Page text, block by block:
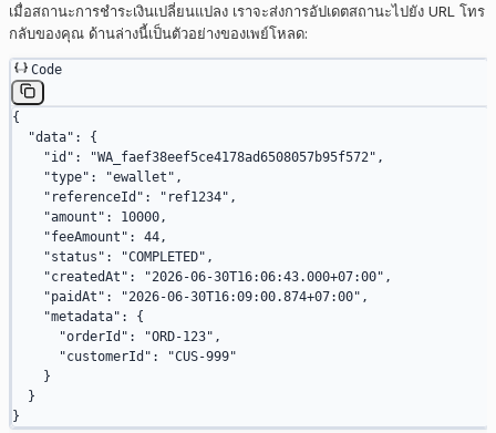
เมื่อสถานะการชำระเงินเปลี่ยนแปลง เราจะส่งการอัปเดตสถานะไปยัง URL โทร
กลับของคุณ ด้านล่างนี้เป็นตัวอย่างของเพย์โหลด:
Code
{
  "data"
: {
    "id"
: "WA_faef38eef5ce4178ad6508057b95f572" ,
    "type"
: "ewallet" ,
    "referenceId"
: "ref1234" ,
    "amount"
: 10000 ,
    "feeAmount"
: 44 ,
    "status"
: "COMPLETED" ,
    "createdAt"
: "2026-06-30T16:06:43.000+07:00" ,
    "paidAt"
: "2026-06-30T16:09:00.874+07:00" ,
    "metadata"
: {
      "orderId"
: "ORD-123" ,
      "customerId"
:
"CUS-999"
    }
  }
}